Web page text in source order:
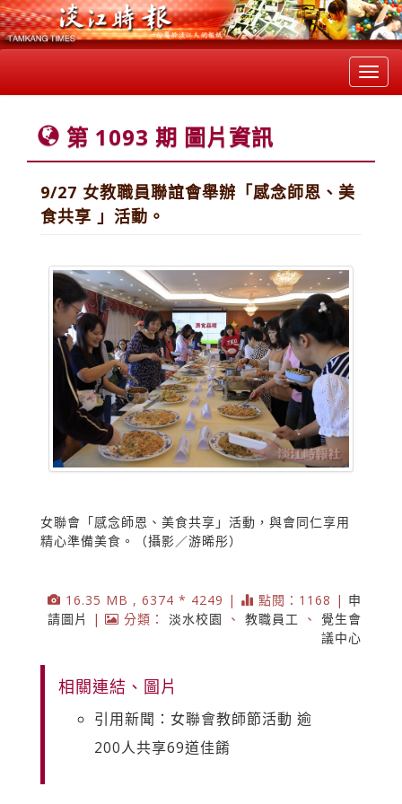
第 1093 期 圖片資訊
9/27 女教職員聯誼會舉辦「感念師恩、美
食共享 」活動。
女聯會「感念師恩、美食共享」活動，與會同仁享用
精心準備美食。（攝影／游晞彤）
16.35 MB , 6374 * 4249 | 點閱：1168 | 申
請圖片
| 分類： 淡水校園 、 教職員工 、 覺生會
議中心
相關連結、圖片
引用新聞：女聯會教師節活動 逾
200人共享69道佳餚